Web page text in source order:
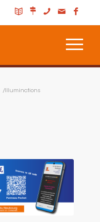
/Illuminations